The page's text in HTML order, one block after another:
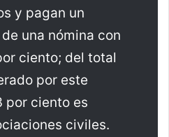
y pagan un
una nómina con
ciento; del total
por este
por ciento es
civiles.